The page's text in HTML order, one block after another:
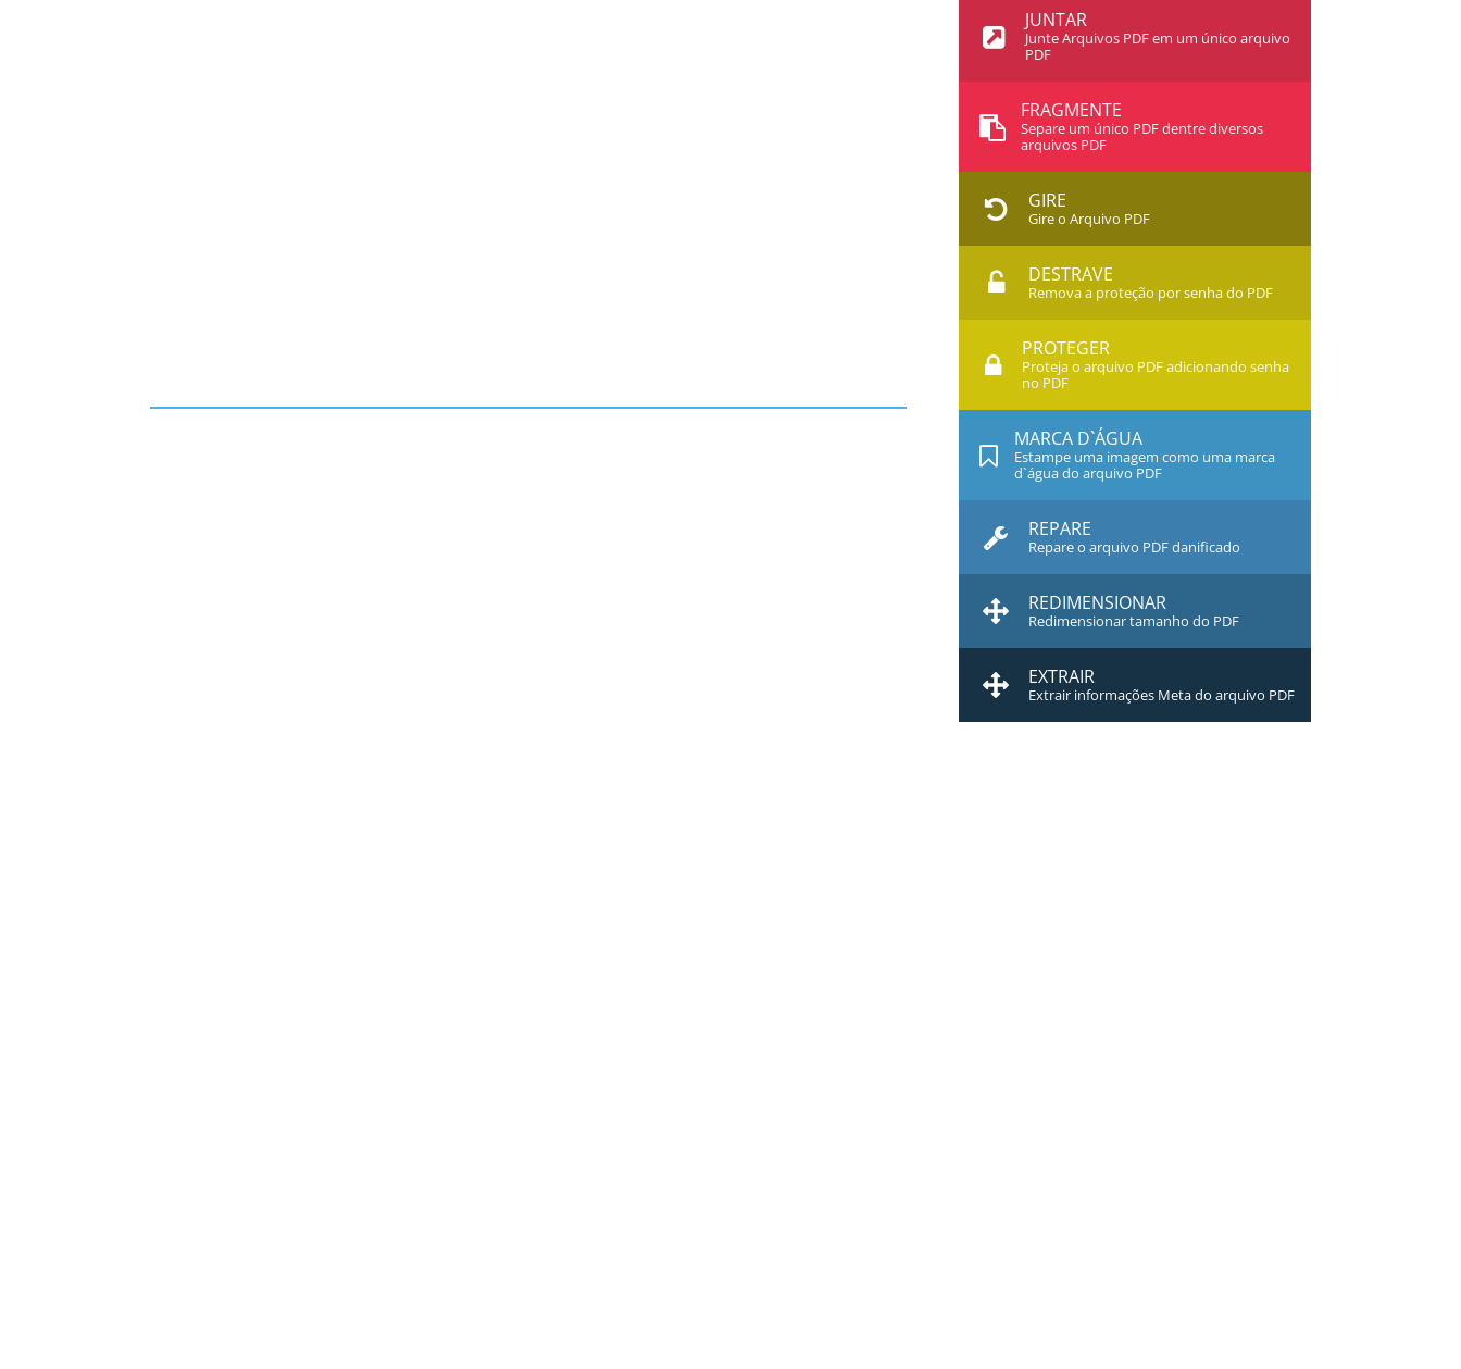
JUNTAR
Junte Arquivos PDF em um único arquivo
PDF
FRAGMENTE
Separe um único PDF dentre diversos
arquivos PDF
GIRE
Gire o Arquivo PDF
DESTRAVE
Remova a proteção por senha do PDF
PROTEGER
Proteja o arquivo PDF adicionando senha
no PDF
MARCA D`ÁGUA
Estampe uma imagem como uma marca
d`água do arquivo PDF
REPARE
Repare o arquivo PDF danificado
REDIMENSIONAR
Redimensionar tamanho do PDF
EXTRAIR
Extrair informações Meta do arquivo PDF